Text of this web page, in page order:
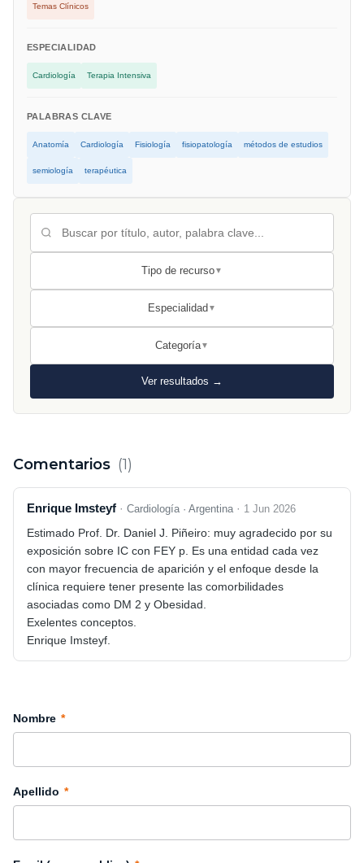
Tipo de recurso▼
Especialidad ▼
Categoría▼
Ver resultados →
Temas Clínicos
ESPECIALIDAD
Cardiología Terapia Intensiva
PALABRAS CLAVE
Anatomía Cardiología Fisiología fisiopatología métodos de estudios
semiología terapéutica
Comentarios (1)
Enrique Imsteyf · Cardiología · Argentina · 1 Jun 2026
Estimado Prof. Dr. Daniel J. Piñeiro: muy agradecido por su
exposición sobre IC con FEY p. Es una entidad cada vez
con mayor frecuencia de aparición y el enfoque desde la
clínica requiere tener presente las comorbilidades
asociadas como DM 2 y Obesidad.
Exelentes conceptos.
Enrique Imsteyf.
Nombre *
Apellido *